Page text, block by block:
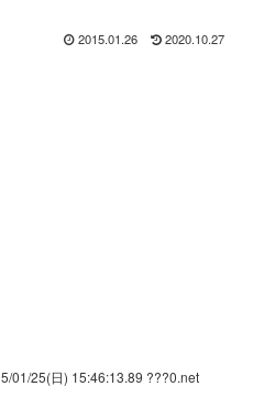
2015.01.26 2020.10.27
01/25(日) 15:46:13.89 ???0.net